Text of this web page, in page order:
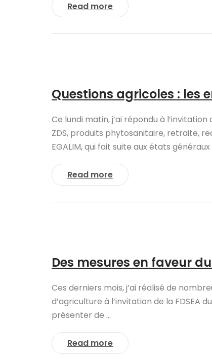
Read more
Questions agricoles : les
Ce lundi matin, j’ai répondu à
ZDS, produits phytosanitaire, retraite,
EGALIM, qui fait suite aux états généraux
Read more
Des mesures en faveur
Ces derniers mois, j’ai réalisé de
d’agriculture à l’invitation de la FDSEA
présenter de ...
Read more